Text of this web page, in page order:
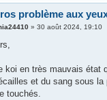
problème aux
»30 août 2024, 19:10
koi en très mauvais état
et du sang sous la
touchés.